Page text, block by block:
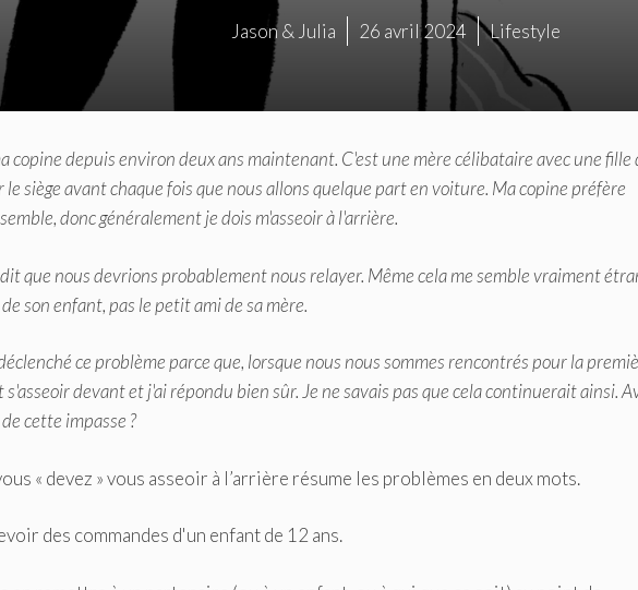
Jason & Julia 26 avril 2024 Lifestyle
copine depuis environ deux ans maintenant. C'est une mère célibataire avec une fille
siège avant chaque fois que nous allons quelque part en voiture. Ma copine préfère
donc généralement je dois m'asseoir à l'arrière.
que nous devrions probablement nous relayer. Même cela me semble vraiment
son enfant, pas le petit ami de sa mère.
ce problème parce que, lorsque nous nous sommes rencontrés pour la
devant et j'ai répondu bien sûr. Je ne savais pas que cela continuerait ainsi.
cette impasse ?
« devez » vous asseoir à l’arrière résume les problèmes en deux mots.
des commandes d'un enfant de 12 ans.